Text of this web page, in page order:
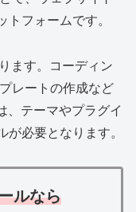
フォームです。
ます。コーディン
レートの作成など
、テーマやプラグイ
が必要となります。
ルなら